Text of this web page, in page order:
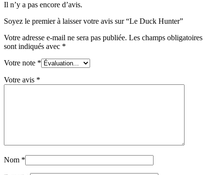
Il n’y a pas encore d’avis.
Soyez le premier à laisser votre avis sur “Le Duck Hunter”
Votre adresse e-mail ne sera pas publiée. Les champs obligatoires
sont indiqués avec *
Votre note *
Votre avis *
Nom *